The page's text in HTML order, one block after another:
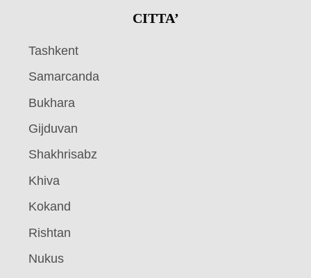
CITTA’
Tashkent
Samarcanda
Bukhara
Gijduvan
Shakhrisabz
Khiva
Kokand
Rishtan
Nukus